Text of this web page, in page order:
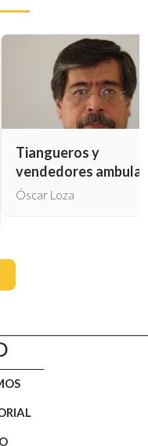
Tiangueros y
vendedores
Óscar Loza